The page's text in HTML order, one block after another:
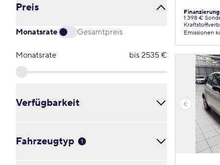
Preis
Monatsrate Gesamtpreis
Monatsrate bis 2535 €
Verfügbarkeit
in 4 bis 8 Wochen
Fahrzeugtyp 1
1.398 €
Emissionen